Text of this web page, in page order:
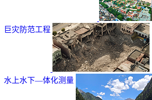
巨灾防范工程
水上水下—体化测量